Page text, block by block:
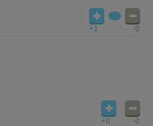
+1 -0
+0 -0